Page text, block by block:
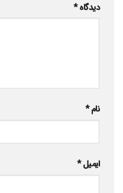
دیدگاه*
نام*
ایمیل*